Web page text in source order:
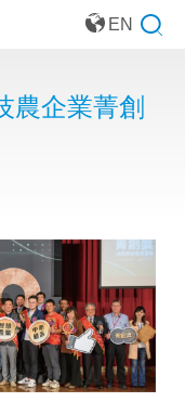
EN
農企業菁創